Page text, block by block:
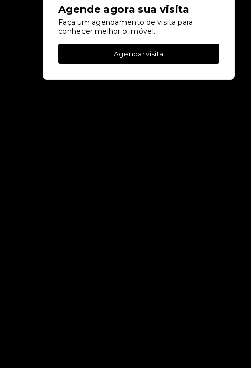
Agende agora sua visita
Faça um agendamento de visita para
conhecer melhor o imóvel.
Agendar visita